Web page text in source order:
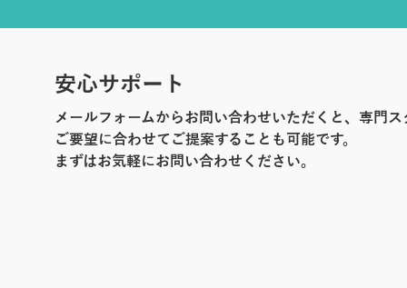
安心サポート
メールフォームからお問い合わせいただくと、専門
ご要望に合わせてご提案することも可能です。
まずはお気軽にお問い合わせください。